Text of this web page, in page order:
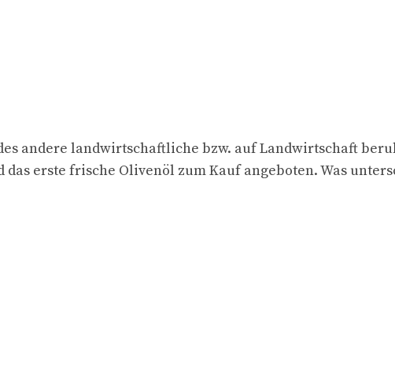
andere landwirtschaftliche bzw. auf Landwirtschaft
erste frische Olivenöl zum Kauf angeboten. Was